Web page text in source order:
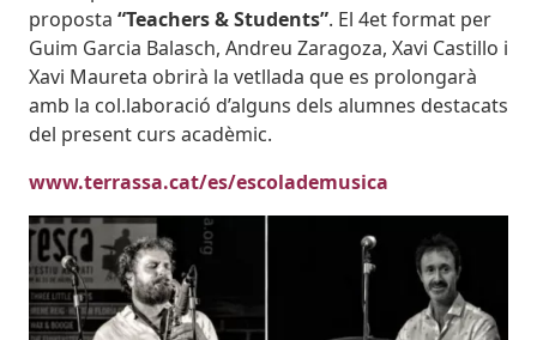
proposta “Teachers & Students”. El 4et format per
Guim Garcia Balasch, Andreu Zaragoza, Xavi Castillo i
Xavi Maureta obrirà la vetllada que es prolongarà
amb la col.laboració d’alguns dels alumnes destacats
del present curs acadèmic.
www.terrassa.cat/es/escolademusica
Imatges
Image